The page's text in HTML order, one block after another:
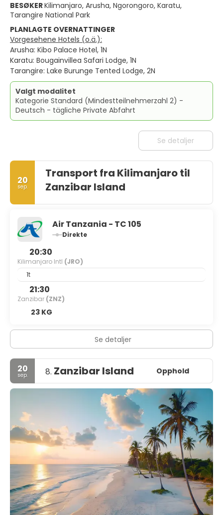
BESØKERKilimanjaro, Arusha, Ngorongoro, Karatu,
Tarangire National Park
PLANLAGTE OVERNATTINGER
Vorgesehene Hotels (o.ä.):
Arusha: Kibo Palace Hotel, 1N
Karatu: Bougainvillea Safari Lodge, 1N
Tarangire: Lake Burunge Tented Lodge, 2N
Valgt modalitet
Kategorie Standard (Mindestteilnehmerzahl 2) -
Deutsch - tägliche Private Abfahrt
Se detaljer
20
sep.
Transport fra Kilimanjaro til
Zanzibar Island
Air Tanzania - TC 105
Direkte
20:30
Kilimanjaro Intl (JRO)
1t
21:30
Zanzibar (ZNZ)
23 KG
Se detaljer
20
sep. 8. Zanzibar Island Opphold